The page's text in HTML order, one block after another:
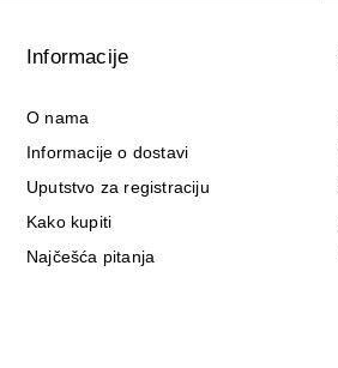
Informacije
O nama
Informacije o dostavi
Uputstvo za registraciju
Kako kupiti
Najčešća pitanja